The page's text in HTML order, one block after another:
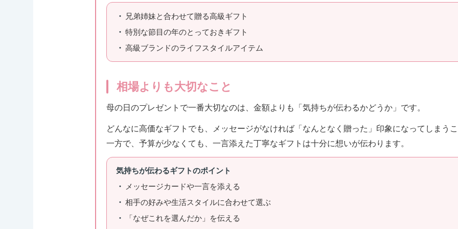
兄弟姉妹と合わせて贈る高級ギフト
特別な節目の年のとっておきギフト
高級ブランドのライフスタイルアイテム
相場よりも大切なこと
母の日のプレゼントで一番大切なのは、金額よりも「気持ちが伝わるかどうか」です。
どんなに高価なギフトでも、メッセージがなければ「なんとなく贈った」印象になってしまう
一方で、予算が少なくても、一言添えた丁寧なギフトは十分に想いが伝わります。
気持ちが伝わるギフトのポイント
メッセージカードや一言を添える
相手の好みや生活スタイルに合わせて選ぶ
「なぜこれを選んだか」を伝える